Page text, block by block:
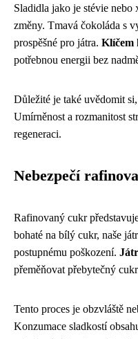
Sladidla jako je stévie
změny. Tmavá čokoláda s
prospěšné pro játra. Klíčem
potřebnou energii bez
Důležité je také uvědomit
Umírněnost a rozmanitost
regeneraci.
Nebezpečí
Rafinovaný cukr
bohaté na bílý cukr, naše
postupnému poškození.
přeměňovat přebytečný
Tento proces je obzvláště
Konzumace sladkostí